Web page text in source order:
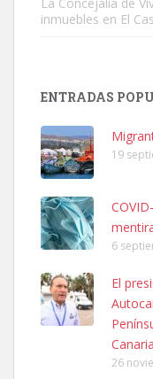
06/07/2025 ZONA
Leales.org » Gran
Ninfa perdida
El día 5 se los perdió
calle, se perdió por la
Leales.org » Gran
La Concejalía de
inmuebles en El
ENTRADAS
19
6
El
26